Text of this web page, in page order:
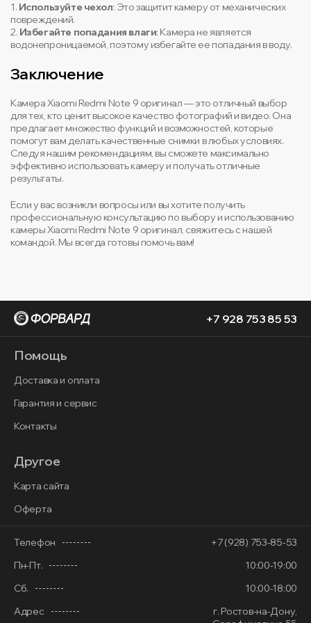
1. Используйте чехол: Это защитит камеру от механических
повреждений.
2. Избегайте попадания влаги: Камера не является
водонепроницаемой, поэтому избегайте ее попадания в воду.
Заключение
Камера Xiaomi Redmi Note 9 оригинал — это отличный выбор
для тех, кто ценит высокое качество фотографий и видео. Она
предлагает множество функций и возможностей, которые
помогут вам делать качественные снимки в любых условиях.
Следуя нашим рекомендациям, вы сможете максимально
эффективно использовать камеру и получать отличные
результаты.
Если у вас возникли вопросы или вы хотите получить
профессиональную консультацию по выбору и использованию
камеры Xiaomi Redmi Note 9 оригинал, свяжитесь с нашей
командой. Мы всегда готовы помочь вам!
+7 928 753 85 53
Помощь
Доставка и оплата
Гарантия и сервис
Контакты
Другое
Карта сайта
Оферта
Телефон
+7 (928) 753-85-53
Пн-Пт.
10:00-19:00
Сб.
10:00-18:00
Адрес
г. Ростов-на-Дону,